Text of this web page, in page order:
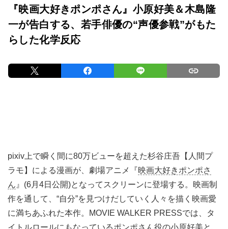
『映画大好きポンポさん』小原好美＆木島隆
一が告白する、若手俳優の“声優参戦”がもた
らした化学反応
pixiv上で瞬く間に80万ビューを超えた杉谷庄吾【人間プ
ラモ】による漫画が、劇場アニメ『映画大好きポンポさ
ん 』(6月4日公開)となってスクリーンに登場する。映画制
作を通して、“自分”を見つけだしていく人々を描く映画愛
に満ちあふれた本作。MOVIE WALKER PRESSでは、タ